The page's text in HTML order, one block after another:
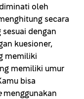
oleh
secara
dengan
kuesioner,
memiliki
memiliki umur
bisa
menggunakan